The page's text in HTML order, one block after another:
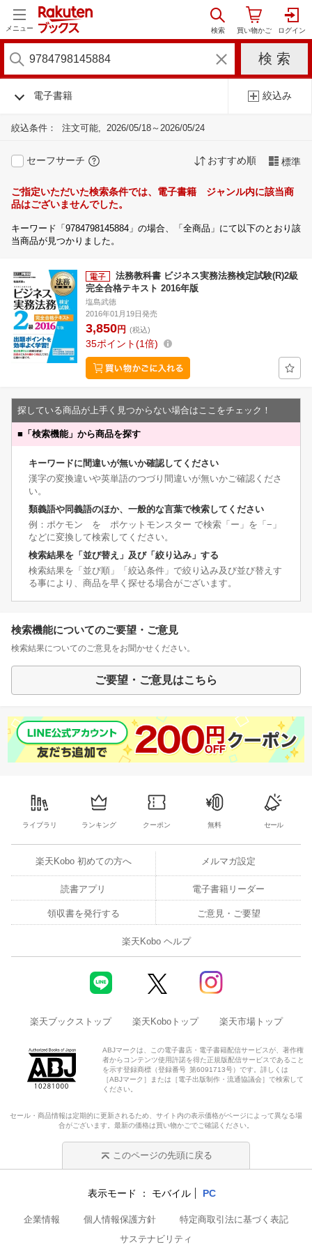
メニュー
電子書籍 絞込み
絞込条件： 注文可能 2026/05/18～2026/05/24
セーフサーチ おすすめ順 標準
ご指定いただいた検索条件では、電子書籍 ジャンル内に該当商
品はございませんでした。
キーワード「9784798145884」の場合、「全商品」にて以下のとおり該
当商品が見つかりました。
法務教科書 ビジネス実務法務検定試験(R)2級
完全合格テキスト 2016年版
塩島武徳
2016年01月19日発売
3,850円 (税込)
35ポイント 1倍
探している商品が上手く見つからない場合はここをチェック！
■ 「検索機能」から商品を探す
キーワードに間違いが無いか確認してください
漢字の変換違いや英単語のつづり間違いが無いかご確認くださ
い。
類義語や同義語のほか、一般的な言葉で検索してください
例：ポケモン を ポケットモンスター で検索「ー」を「−」
などに変換して検索してください。
検索結果を「並び替え」及び「絞り込み」する
検索結果を「並び順」「絞込条件」で絞り込み及び並び替えす
る事により、商品を早く探せる場合がございます。
検索機能についてのご要望・ご意見
検索結果についてのご意見をお聞かせください。
ご要望・ご意見はこちら
ライブラリ ランキング クーポン 無料 セール
楽天Kobo 初めての方へ メルマガ設定
読書アプリ 電子書籍リーダー
領収書を発行する ご意見・ご要望
楽天Kobo ヘルプ
楽天ブックストップ 楽天Koboトップ 楽天市場トップ
ABJマークは、この電子書店・電子書籍配信サービスが、著作権
者からコンテンツ使用許諾を得た正規版配信サービスであること
を示す登録商標（登録番号 第6091713号）です。詳しくは
［ABJマーク］または［電子出版制作・流通協議会］で検索して
ください。
セール・商品情報は定期的に更新されるため、サイト内の表示価格がページによって異なる場
合がございます。最新の価格は買い物かごでご確認ください。
このページの先頭に戻る
表示モード モバイル PC
企業情報 個人情報保護方針
特定商取引法に基づく表記
サステナビリティ